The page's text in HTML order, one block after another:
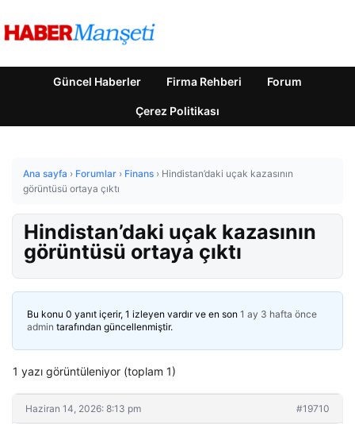
Güncel Haberler Firma Rehberi Forum
Çerez Politikası
Ana sayfa › Forumlar › Finans › Hindistan’daki uçak kazasının
görüntüsü ortaya çıktı
Hindistan’daki uçak kazasının
görüntüsü ortaya çıktı
Bu konu 0 yanıt içerir, 1 izleyen vardır ve en son 1 ay 3 hafta önce
admin tarafından güncellenmiştir.
1 yazı görüntüleniyor (toplam 1)
Haziran 14, 2026: 8:13 pm #19710